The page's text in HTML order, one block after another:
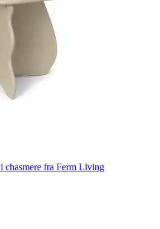
chasmere fra Ferm Living